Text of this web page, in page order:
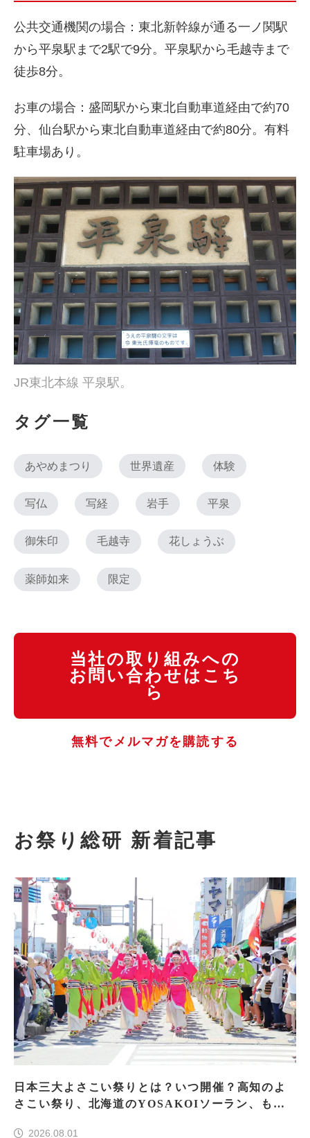
公共交通機関の場合：東北新幹線が通る一ノ関駅
から平泉駅まで2駅で9分。平泉駅から毛越寺まで
徒歩8分。
お車の場合：盛岡駅から東北自動車道経由で約70
分、仙台駅から東北自動車道経由で約80分。有料
駐車場あり。
JR東北本線 平泉駅。
タグ一覧
あやめまつり 世界遺産 体験
写仏 写経 岩手 平泉
御朱印 毛越寺 花しょうぶ
薬師如来 限定
当社の取り組みへの
お問い合わせはこち
ら
無料でメルマガを購読する
お祭り総研 新着記事
日本三大よさこい祭りとは？いつ開催？高知のよ
さこい祭り、北海道のYOSAKOIソーラン、もう
2026.08.01